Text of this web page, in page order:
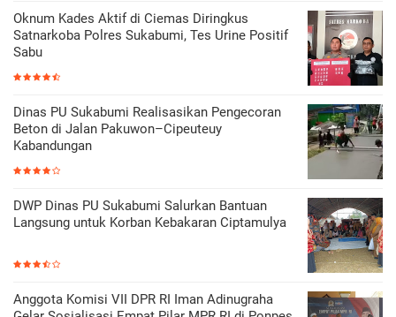
Oknum Kades Aktif di Ciemas Diringkus
Satnarkoba Polres Sukabumi, Tes Urine Positif
Sabu
Dinas PU Sukabumi Realisasikan Pengecoran
Beton di Jalan Pakuwon–Cipeuteuy
Kabandungan
DWP Dinas PU Sukabumi Salurkan Bantuan
Langsung untuk Korban Kebakaran Ciptamulya
Anggota Komisi VII DPR RI Iman Adinugraha